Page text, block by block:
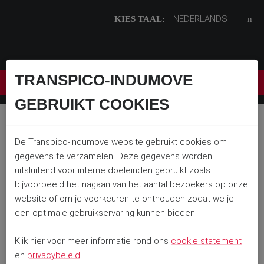
inhoud.
KIES TAAL: NEDERLANDS
VACATURES
KRAANWAGEN 80TM
KRAANWAGEN
80TM
Werkhoogte:
20 m
Aandrijving:
TRANSPICO-INDUMOVE
GEBRUIKT COOKIES
De Transpico-Indumove website gebruikt cookies om
gegevens te verzamelen. Deze gegevens worden
uitsluitend voor interne doeleinden gebruikt zoals
bijvoorbeeld het nagaan van het aantal bezoekers op onze
website of om je voorkeuren te onthouden zodat we je
een optimale gebruikservaring kunnen bieden.
Klik hier voor meer informatie rond ons cookie statement
en privacybeleid.